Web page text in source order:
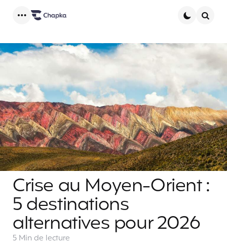
Crise au Moyen-Orient :
5 destinations
alternatives pour 2026
5 Min de lecture